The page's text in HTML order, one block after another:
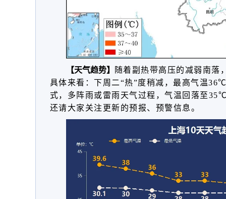
【天气趋势】
随着副热带高压的减弱南落
具体来看：下周二“热”度稍减，最高气温
式，多阵雨或雷雨天气过程，气温回落至
还请大家关注更新的预报、预警信息。